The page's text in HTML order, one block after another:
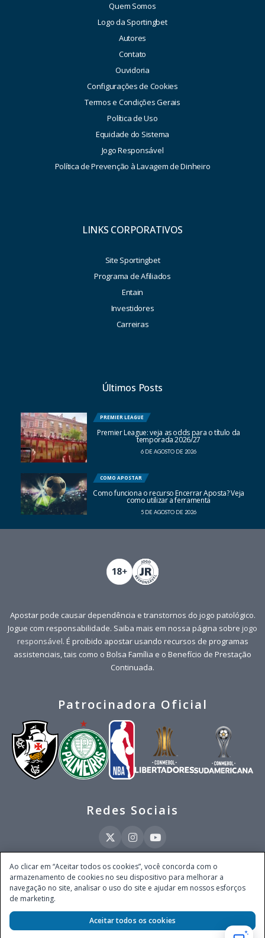
Quem Somos
Logo da Sportingbet
Autores
Contato
Ouvidoria
Configurações de Cookies
Termos e Condições Gerais
Política de Uso
Equidade do Sistema
Jogo Responsável
Política de Prevenção à Lavagem de Dinheiro
LINKS CORPORATIVOS
Site Sportingbet
Programa de Afiliados
Entain
Investidores
Carreiras
Últimos Posts
PREMIER LEAGUE
Premier League: veja as odds para o título da
temporada 2026/27
6 DE AGOSTO DE 2026
COMO APOSTAR
Como funciona o recurso Encerrar Aposta? Veja
como utilizar a ferramenta
5 DE AGOSTO DE 2026
Apostar pode causar dependência e transtornos do jogo patológico.
Jogue com responsabilidade. Saiba mais em nossa página sobre jogo
responsável. É proibido apostar usando recursos de programas
assistenciais, tais como o Bolsa Família e o Benefício de Prestação
Continuada.
Patrocinadora Oficial
Redes Sociais
Este site é operado pela Ventmear Brasil LTDA (CNPJ 52.868.380/0001-84), com
endereço na Avenida Brigadeiro Faria Lima, nº 4.055, 3º andar, Itaim Bibi, no
Município de São Paulo, Estado de São Paulo, CEP 04538-133, Brasil - empresa
autorizada a operar apostas de quota fixa em todo território nacional pela
Secretaria de Prêmios e Apostas do Ministério da Fazenda, conforme Portaria nº
247, de 07.02.2025, publicada no DOU em 11.2.2025.
Ao clicar em “Aceitar todos os cookies”, você concorda com o
armazenamento de cookies no seu dispositivo para melhorar a
navegação no site, analisar o uso do site e ajudar em nossos esforços
de marketing.
Aceitar todos os cookies